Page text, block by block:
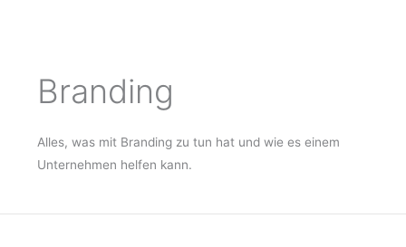
Branding
Alles, was mit Branding zu tun hat und wie es einem
Unternehmen helfen kann.